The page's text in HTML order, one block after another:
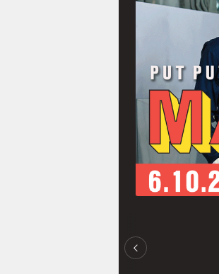
listopada uz top
grupe Magazin